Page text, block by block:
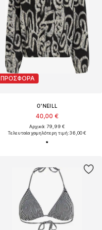
ΠΡΟΣΦΟΡΑ
O'NEILL
40,00 €
Αρχικά: 79,99 €
Τελευταία χαμηλότερη τιμή:36,00 €